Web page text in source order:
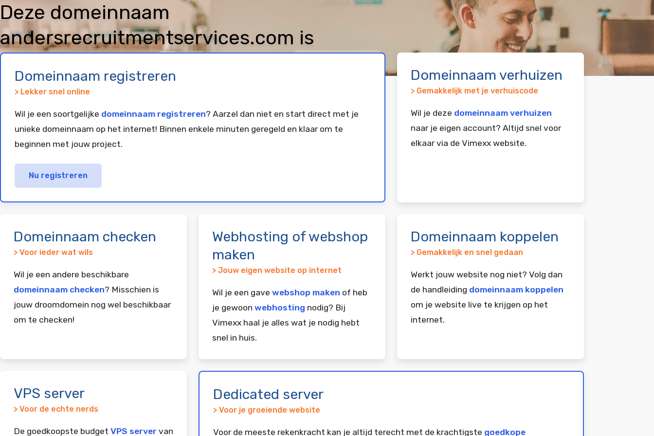
Deze domeinnaam
andersrecruitmentservices.com is
geregistreerd en geparkeerd bij
Domeinnaam registreren
> Lekker snel online
Wil je een soortgelijke domeinnaam registreren? Aarzel dan niet en start direct met je
unieke domeinnaam op het internet! Binnen enkele minuten geregeld en klaar om te
beginnen met jouw project.
Nu registreren
Domeinnaam verhuizen
> Gemakkelijk met je verhuiscode
Wil je deze domeinnaam verhuizen
naar je eigen account? Altijd snel voor
elkaar via de Vimexx website.
Domeinnaam checken
> Voor ieder wat wils
Wil je een andere beschikbare
domeinnaam checken? Misschien is
jouw droomdomein nog wel beschikbaar
om te checken!
Webhosting of webshop
maken
> Jouw eigen website op internet
Wil je een gave webshop maken of heb
je gewoon webhosting nodig? Bij
Vimexx haal je alles wat je nodig hebt
snel in huis.
Domeinnaam koppelen
> Gemakkelijk en snel gedaan
Werkt jouw website nog niet? Volg dan
de handleiding domeinnaam koppelen
om je website live te krijgen op het
internet.
VPS server
> Voor de echte nerds
De goedkoopste budget VPS server van
Dedicated server
> Voor je groeiende website
Voor de meeste rekenkracht kan je altijd terecht met de krachtigste goedkope